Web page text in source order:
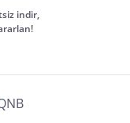
indir,